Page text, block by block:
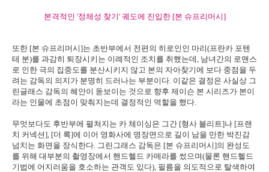
본격적인 '정체성 찾기' 궤도에 진입한 [본 슈프리머시]
또한 [본 슈프리머시]는 초반부에서 전편의 히로인인 마리(프란카 포텐
테 분)를 과감히 퇴장시키는 이례적인 조치를 취했는데, 남녀간의 로맨스
로 인한 극의 집중도를 분산시키지 않고 본의 자아찾기에 보다 중점을 두
려는 감독의 의지가 분명히 드러나는 부분이다. 이같은 결정은 사실상 그
린글래스 감독의 혜안이 돋보이는 것으로 향후 제이슨 본 시리즈가 본이
라는 인물에 초점이 맞춰지는데 결정적인 역할을 했다.
무엇보다도 후반부에 펼쳐지는 카 체이싱은 그간 [형사 블리트]나 [프랜
치 커넥션], [더 록]에 이어 영화사에 명장면으로 길이 남을 만한 박진감
넘치는 화면을 장식한다. 그린그래스 감독은 [본 슈프리머시]의 완성도
를 위해 대부분의 촬영장에서 핸드헬드 카메라를 썼으며(물론 핸드헬드
기법에 어지러움을 호소하는 관객도 있다), 필름을 의도적으로 탈색하여